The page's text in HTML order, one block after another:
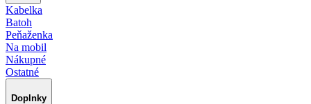
Kabelka
Batoh
Peňaženka
Na mobil
Nákupné
Ostatné
Doplnky